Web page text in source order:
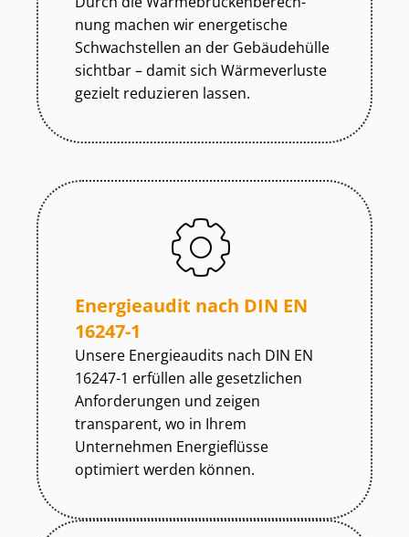
nung machen wir energetische
Schwachstellen an der Gebäudehülle
sichtbar – damit sich Wärmeverluste
gezielt reduzieren lassen.
Energieaudit nach DIN EN
16247-1
Unsere Energieaudits nach DIN EN
16247-1 erfüllen alle gesetzlichen
Anforderungen und zeigen
transparent, wo in Ihrem
Unternehmen Energieflüsse
optimiert werden können.